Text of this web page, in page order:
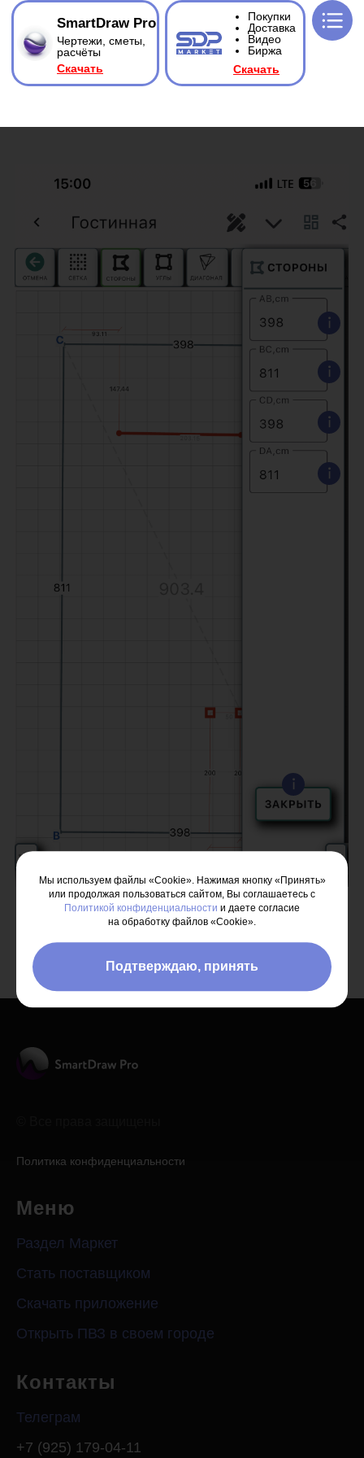
Ска чать
Чертежи, сметы,
расчёты
SmartDraw Pro
Скачать
Биржа
Мы используем файлы «Cookie». Нажимая кнопку «Принять»
или продолжая пользоваться сайтом, Вы соглашаетесь с
Политикой конфиденциальности и даете согласие
на обработку файлов «Cookie».
Подтверждаю, принять
Вернутьcя назад
Политика конфиденциальности
Меню
Раздел Маркет
Стать поставщиком
Скачать приложение
Открыть ПВЗ в своем городе
Контакты
Телеграм
+7 (925) 179-04-11